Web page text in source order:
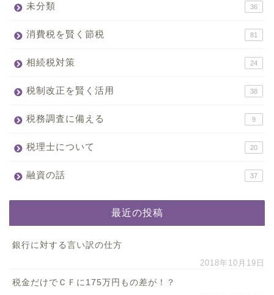
未分類 36
消費税を賢く節税 81
相続税対策 24
税制改正を賢く活用 38
税務調査に備える 9
税理士について 20
融資の話 37
最近の投稿
銀行に対する言い訳の仕方
2018年10月19日
税金だけでＣＦに175万円もの差が！？